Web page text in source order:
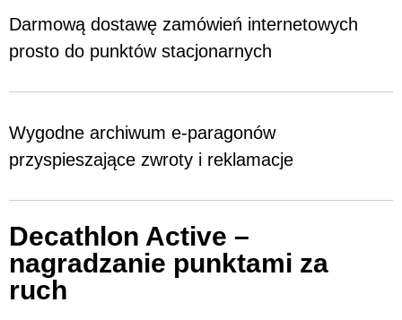
Darmową dostawę zamówień internetowych
prosto do punktów stacjonarnych
Wygodne archiwum e-paragonów
przyspieszające zwroty i reklamacje
Decathlon Active –
nagradzanie punktami za
ruch